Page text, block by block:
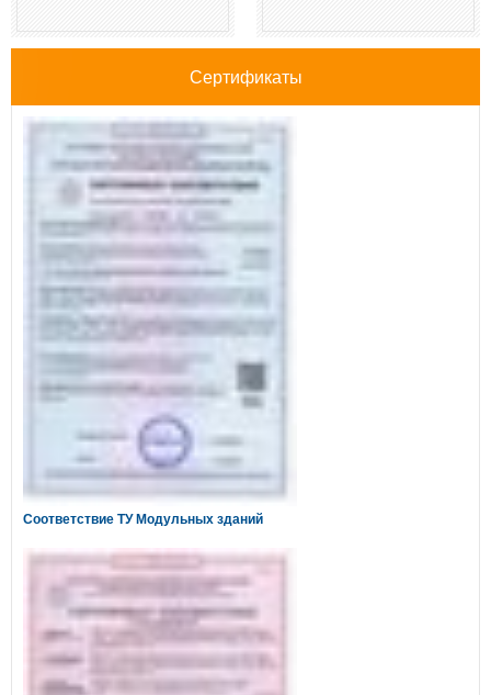
Сертификаты
Соответствие ТУ Модульных зданий